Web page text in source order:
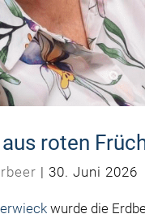
roten
| 30. Juni 2026
wurde die